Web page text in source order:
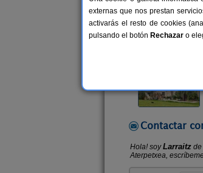
Albergue en
Alquiler
Contactar
externas que nos prestan
activarás el resto de cookies
pulsando el botón Rechazar o